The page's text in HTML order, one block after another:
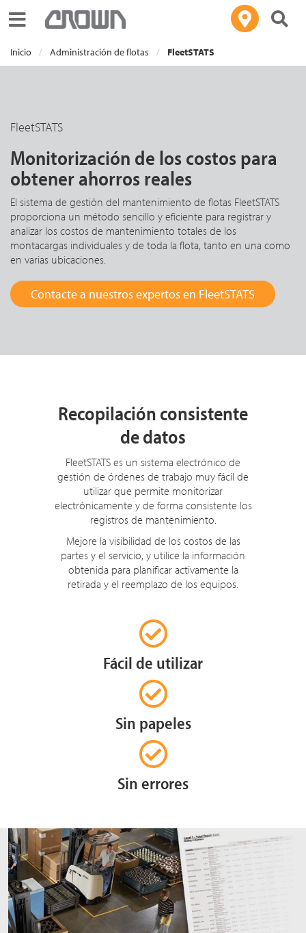
Toggle navigation
Inicio Administración de flotas FleetSTATS
FleetSTATS
Monitorización de los costos para
obtener ahorros reales
El sistema de gestión del mantenimiento de flotas FleetSTATS
proporciona un método sencillo y eficiente para registrar y
analizar los costos de mantenimiento totales de los
montacargas individuales y de toda la flota, tanto en una como
en varias ubicaciones.
Contacte a nuestros expertos en FleetSTATS
Recopilación consistente
de datos
FleetSTATS es un sistema electrónico de
gestión de órdenes de trabajo muy fácil de
utilizar que permite monitorizar
electrónicamente y de forma consistente los
registros de mantenimiento.
Mejore la visibilidad de los costos de las
partes y el servicio, y utilice la información
obtenida para planificar activamente la
retirada y el reemplazo de los equipos.
Fácil de utilizar
Sin papeles
Sin errores